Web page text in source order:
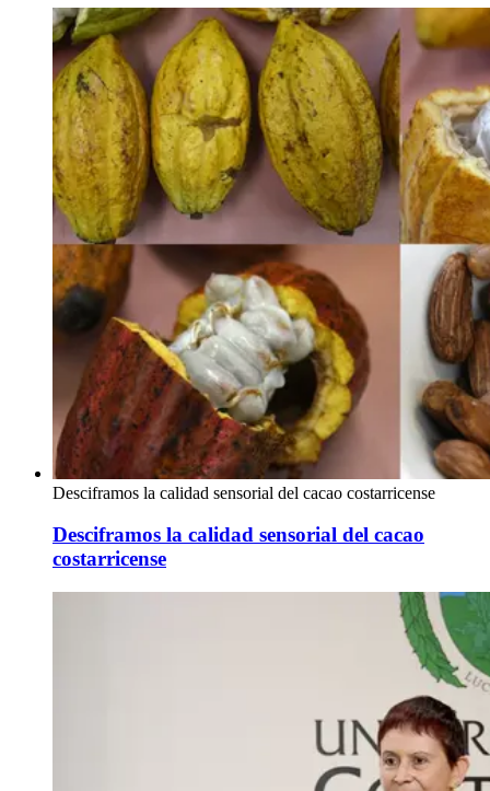
Desciframos la calidad sensorial del cacao costarricense
Desciframos la calidad sensorial del cacao
costarricense